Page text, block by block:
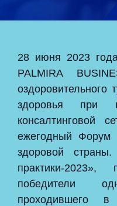
28 июня 2023
PALMIRA
оздоровительного
здоровья при
консалтинговой
ежегодный Форум
здоровой
практики-
победители
проходившего